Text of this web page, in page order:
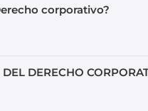
corporativo?
DERECHO